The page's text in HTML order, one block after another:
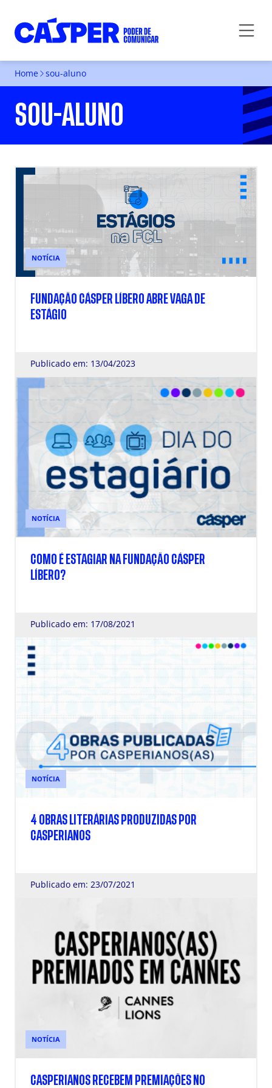
Home sou-aluno
SOU-ALUNO
NOTÍCIA
FUNDAÇÃO CÁSPER LÍBERO ABRE VAGA DE
ESTÁGIO
Publicado em: 13/04/2023
NOTÍCIA
COMO É ESTAGIAR NA FUNDAÇÃO CÁSPER
LÍBERO?
Publicado em: 17/08/2021
NOTÍCIA
4 OBRAS LITERÁRIAS PRODUZIDAS POR
CASPERIANOS
Publicado em: 23/07/2021
NOTÍCIA
CASPERIANOS RECEBEM PREMIAÇÕES NO